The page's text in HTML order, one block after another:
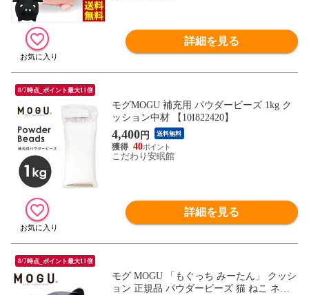
詳細を見る
8/7時点_ポイント最大11倍
モグMOGU 補充用 パウダービーズ 1kg ク
ッション中材 【10I822420】
4,400円 送料無料
40
こだわり安眠館
詳細を見る
8/7時点_ポイント最大11倍
モグ MOGU 「もぐっち みーたん」 クッシ
ョン 正規品 パウダービーズ 猫 ねこ ネコ